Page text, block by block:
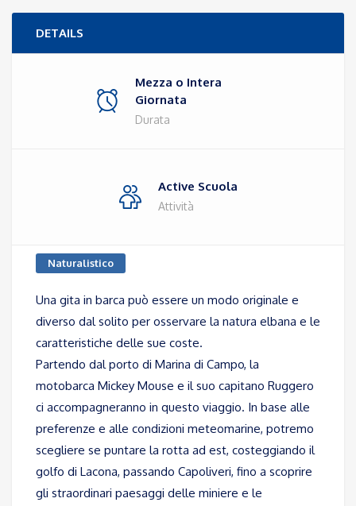
DETAILS
Mezza o Intera
Giornata
Durata
Active Scuola
Attività
Naturalistico
Una gita in barca può essere un modo originale e
diverso dal solito per osservare la natura elbana e le
caratteristiche delle sue coste.
Partendo dal porto di Marina di Campo, la
motobarca Mickey Mouse e il suo capitano Ruggero
ci accompagneranno in questo viaggio. In base alle
preferenze e alle condizioni meteomarine, potremo
scegliere se puntare la rotta ad est, costeggiando il
golfo di Lacona, passando Capoliveri, fino a scoprire
gli straordinari paesaggi delle miniere e le